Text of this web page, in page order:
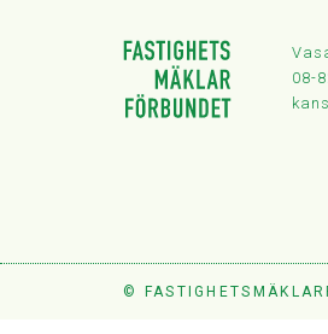
08-
©